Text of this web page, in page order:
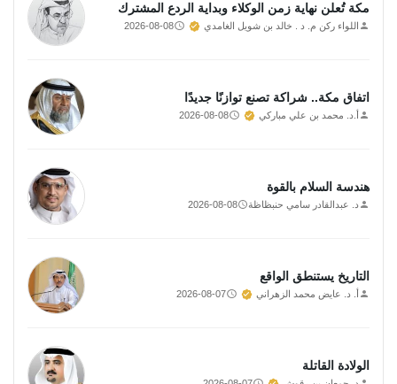
مكة تُعلن نهاية زمن الوكلاء وبداية الردع المشترك
اللواء ركن م. د . خالد بن شويل الغامدي 2026-08-08
اتفاق مكة.. شراكة تصنع توازنًا جديدًا
أ.د. محمد بن علي مباركي 2026-08-08
هندسة السلام بالقوة
د. عبدالقادر سامي حنبظاظة 2026-08-08
التاريخ يستنطق الواقع
أ. د. عايض محمد الزهراني 2026-08-07
الولادة القاتلة